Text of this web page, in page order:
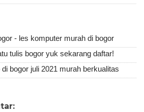
- les komputer murah di bogor
tulis bogor yuk sekarang daftar!
bogor juli 2021 murah berkualitas